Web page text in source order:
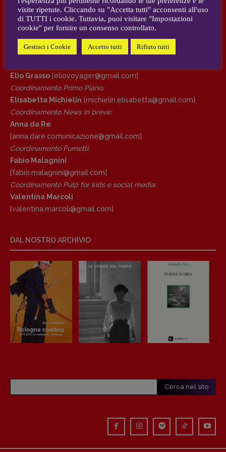
DIRETTRICE RESPONSABILE
Antonella Marrone
REDAZIONE
Walter Catalano,Giuseppe Costigliola,
Anna da Re,Roberto Derobertis,Elio
Grasso,Fabio Malagnini,
Marcoli,Elisabetta Michielin,Nicole
Spallina,Roberto Sturm,Tania Tonin
CONTATTI
Case editrici e coordinamento
recensioni:
Elio Grasso[eliovoyager@gmail.com]
Coordinamento Primo Piano :
Elisabetta Michielin
[michielin.elisabetta@gmail.com]
[anna.dare.comunicazione@gmail.
Coordinamento Fumetti:
Fabio Malagnini
[fabio.malagnini@gmail.
Coordinamento Pulp for kids e social
media:
Valentina Marcoli
[valentina.marcoli@gmail. com]
ARCHIVIO E AUTORI
AUTORI e COLLABORATORI
CONTATTI
Elio Grasso [eliovoyager@gmail.com]
Coordinamento Primo Piano:
Elisabetta Michielin [michielin.elisabetta@gmail.com]
Coordinamento News in breve:
Anna da Re
[anna.dare.comunicazione@gmail. com]
Coordinamento Fumetti:
Fabio Malagnini
[fabio.malagnini@gmail. com]
Coordinamento Pulp for kids e social media:
Valentina Marcoli
[valentina.marcoli@gmail. com]
DAL NOSTRO ARCHIVIO
Cerca nel sito
visite ripetute. Cliccando su "Accetta tutti" acconsenti all'uso
di TUTTI i cookie. Tuttavia, puoi visitare "Impostazioni
cookie" per fornire un consenso controllato.
Gestisci i Cookie Accetto tutti Rifiuto tutti